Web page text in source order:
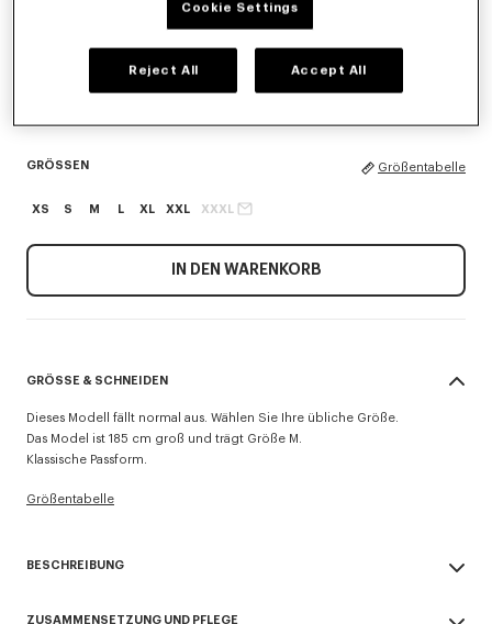
Khaki
GRÖSSEN Größentabelle
XS S M L XL XXL XXXL
IN DEN WARENKORB
GRÖSSE & SCHNEIDEN
Dieses Modell fällt normal aus. Wählen Sie Ihre übliche Größe.
Das Model ist 185 cm groß und trägt Größe M.
Klassische Passform.
Größentabelle
BESCHREIBUNG
ZUSAMMENSETZUNG UND PFLEGE
Cookie Settings
Reject All Accept All